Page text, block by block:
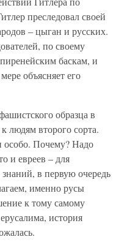
преследовал своей
– цыган и русских.
по своему
баскам, и
объясняет его
образца в
людям второго сорта.
особо. Почему? Надо
и евреев – для
в первую очередь
именно русы
к тому самому
история